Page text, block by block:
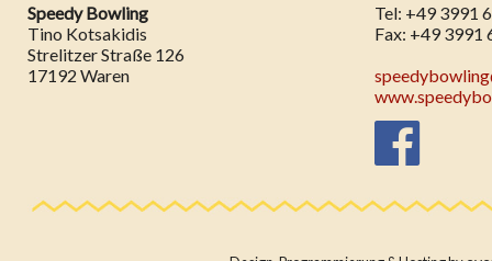
Speedy Bowling
Tino Kotsakidis
Strelitzer Straße 126
17192 Waren
Tel: +49 3991
Fax: +49 3991